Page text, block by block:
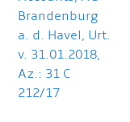
Brandenburg
a. d. Havel, Urt.
v. 31.01.2018,
Az.: 31 C
212/17